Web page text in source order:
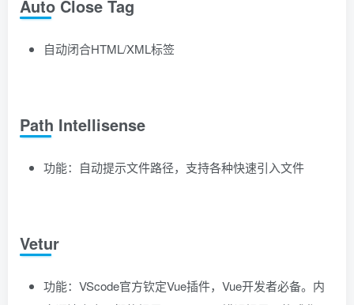
Auto Close Tag
自动闭合HTML/XML标签
Path Intellisense
功能：自动提示文件路径，支持各种快速引入文件
Vetur
功能：VScode官方钦定Vue插件，Vue开发者必备。内